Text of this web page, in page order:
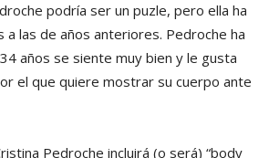
podría ser un puzle, pero ella ha
las de años anteriores. Pedroche ha
años se siente muy bien y le gusta
el que quiere mostrar su cuerpo ante
Pedroche incluirá (o será) “body